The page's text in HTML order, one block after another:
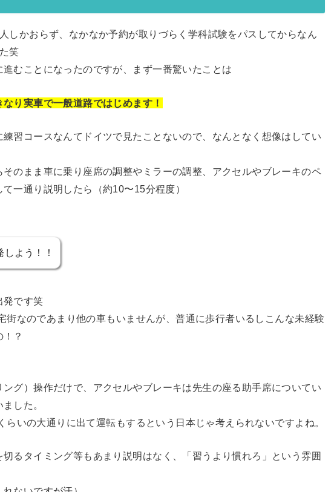
しかおらず、なかなか予約が取りづらく学科試験をパスしてからなん
笑
むことになったのですが、まず一番驚いたことは
り実車で一般道路ではじめます！
練習コースなんてドイツで見たことないので、なんとなく想像はしてい
のまま車に乗り座席の調整やミラーの調整、アクセルやブレーキのペ
一通り説明したら（約10〜15分程度）
しよう！！
発です笑
街なのであまり他の車もいませんが、普通に歩行者いるしこんな未経験
？
グ）操作だけで、アクセルやブレーキは先生の座る助手席についてい
した。
らいの大通りに出て運転もするという日本じゃ考えられないですよね。
るタイミング等もあまり説明はなく、「習うより慣れろ」という雰囲